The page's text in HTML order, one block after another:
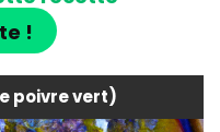
!
poivre vert)